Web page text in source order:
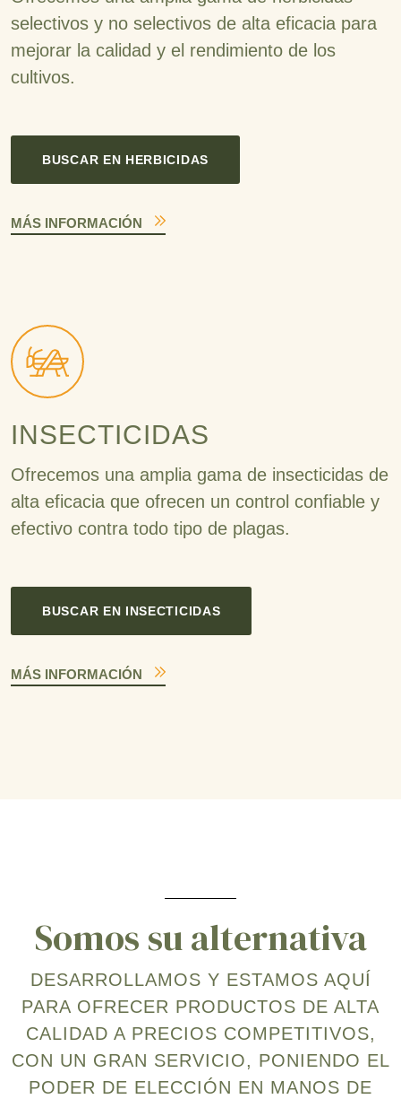
selectivos y no selectivos de alta eficacia para
mejorar la calidad y el rendimiento de los
cultivos.
BUSCAR EN HERBICIDAS
MÁS INFORMACIÓN
INSECTICIDAS
Ofrecemos una amplia gama de insecticidas de
alta eficacia que ofrecen un control confiable y
efectivo contra todo tipo de plagas.
BUSCAR EN INSECTICIDAS
MÁS INFORMACIÓN
Somos su alternativa
DESARROLLAMOS Y ESTAMOS AQUÍ
PARA OFRECER PRODUCTOS DE ALTA
CALIDAD A PRECIOS COMPETITIVOS,
CON UN GRAN SERVICIO, PONIENDO EL
PODER DE ELECCIÓN EN MANOS DE